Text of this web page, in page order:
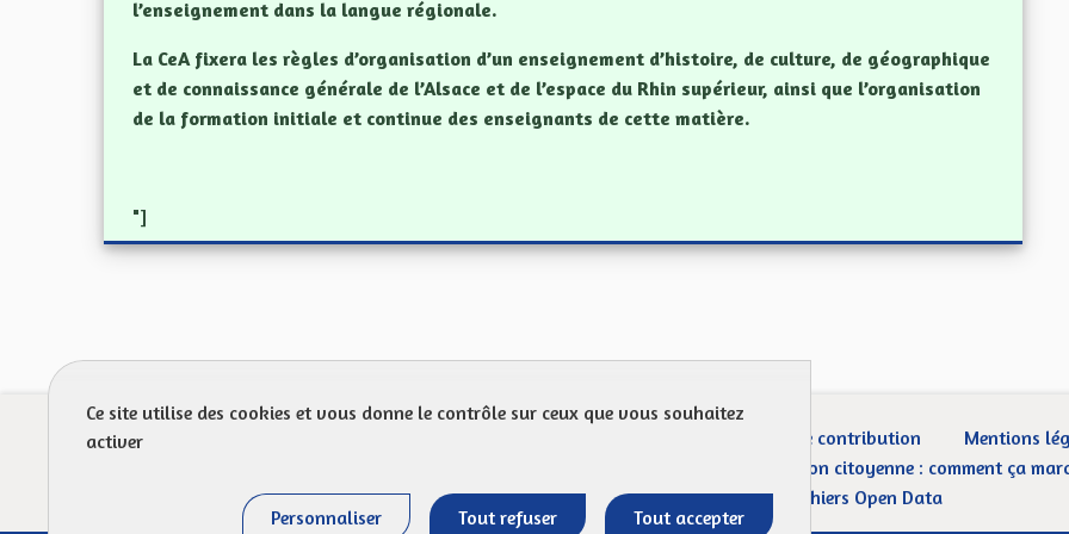
l’enseignement dans la langue régionale.
La CeA fixera les règles d’organisation d’un enseignement d’histoire, de culture, de géographique
et de connaissance générale de l’Alsace et de l’espace du Rhin supérieur, ainsi que l’organisation
de la formation initiale et continue des enseignants de cette matière.
"]
Charte de contribution
Mentions
Droit d’interpellation citoyenne : comment ça
Télécharger les fichiers Open Data
Ce site utilise des cookies et vous donne le contrôle sur ceux que vous souhaitez
activer
Tout accepter
Tout refuser
Personnaliser